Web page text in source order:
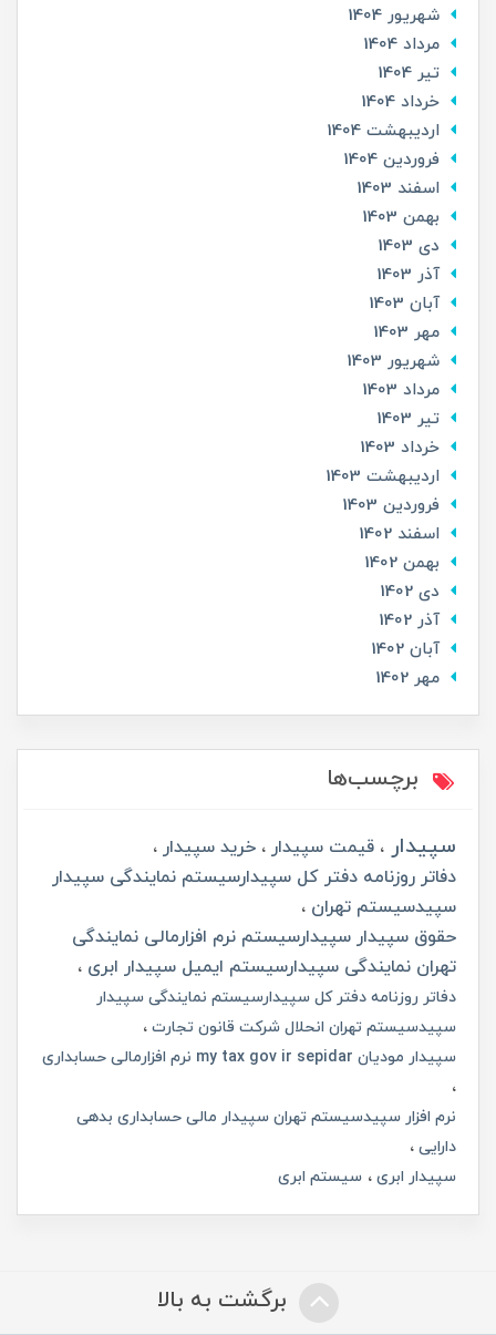
شهریور 1404
مرداد 1404
تير 1404
خرداد 1404
ارديبهشت 1404
فروردین 1404
اسفند 1403
بهمن 1403
دی 1403
آذر 1403
آبان 1403
مهر 1403
شهریور 1403
مرداد 1403
تير 1403
خرداد 1403
ارديبهشت 1403
فروردین 1403
اسفند 1402
بهمن 1402
دی 1402
آذر 1402
آبان 1402
مهر 1402
برچسب‌ها
سپیدار قیمت سپیدار
خرید سپیدار
دفاتر روزنامه دفتر کل سپیدارسیستم نمایندگی سپیدار
سپیدسیستم تهران
حقوق سپیدار سپیدارسیستم نرم افزارمالی نمایندگی
تهران نمایندگی سپیدارسیستم ایمیل سپیدار ابری
دفاتر روزنامه دفتر کل سپیدارسیستم نمایندگی سپیدار
سپیدسیستم تهران انحلال شرکت قانون تجارت
سپیدار مودیان my tax gov ir sepidar نرم افزارمالی حسابداری
نرم افزار سپیدسیستم تهران سپیدار مالی حسابداری بدهی
دارایی
سپیدار ابری
سیستم ابری
برگشت به بالا